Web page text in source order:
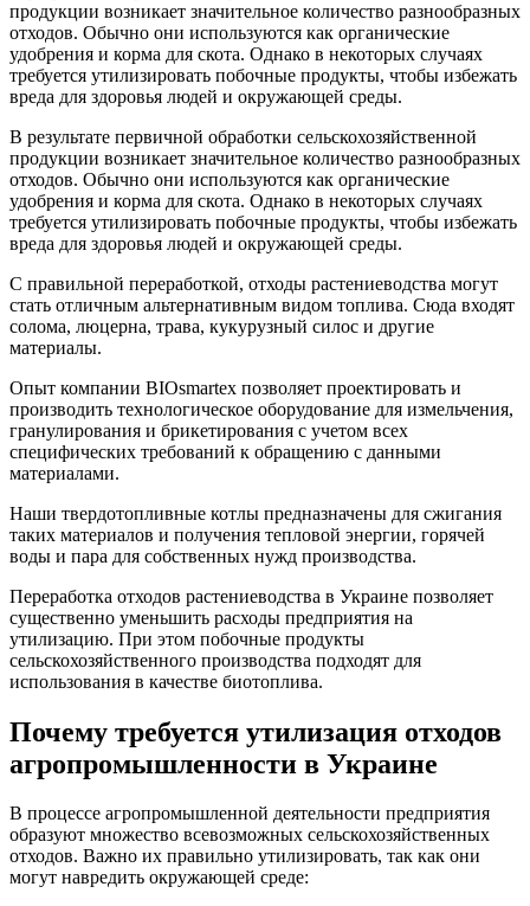
продукции возникает значительное количество разнообразных
отходов. Обычно они используются как органические
удобрения и корма для скота. Однако в некоторых случаях
требуется утилизировать побочные продукты, чтобы избежать
вреда для здоровья людей и окружающей среды.
В результате первичной обработки сельскохозяйственной
продукции возникает значительное количество разнообразных
отходов. Обычно они используются как органические
удобрения и корма для скота. Однако в некоторых случаях
требуется утилизировать побочные продукты, чтобы избежать
вреда для здоровья людей и окружающей среды.
С правильной переработкой, отходы растениеводства могут
стать отличным альтернативным видом топлива. Сюда входят
солома, люцерна, трава, кукурузный силос и другие
материалы.
Опыт компании BIOsmartex позволяет проектировать и
производить технологическое оборудование для измельчения,
гранулирования и брикетирования с учетом всех
специфических требований к обращению с данными
материалами.
Наши твердотопливные котлы предназначены для сжигания
таких материалов и получения тепловой энергии, горячей
воды и пара для собственных нужд производства.
Переработка отходов растениеводства в Украине позволяет
существенно уменьшить расходы предприятия на
утилизацию. При этом побочные продукты
сельскохозяйственного производства подходят для
использования в качестве биотоплива.
Почему требуется утилизация отходов
агропромышленности в Украине
В процессе агропромышленной деятельности предприятия
образуют множество всевозможных сельскохозяйственных
отходов. Важно их правильно утилизировать, так как они
могут навредить окружающей среде: